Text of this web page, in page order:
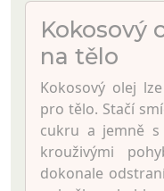
Kokosový
na tělo
Kokosový olej
pro tělo. Stačí
cukru a jemně
krouživými
dokonale